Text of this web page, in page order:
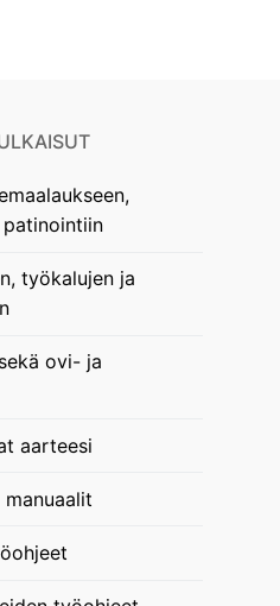
työkalujen ja
ovi- ja
aarteesi